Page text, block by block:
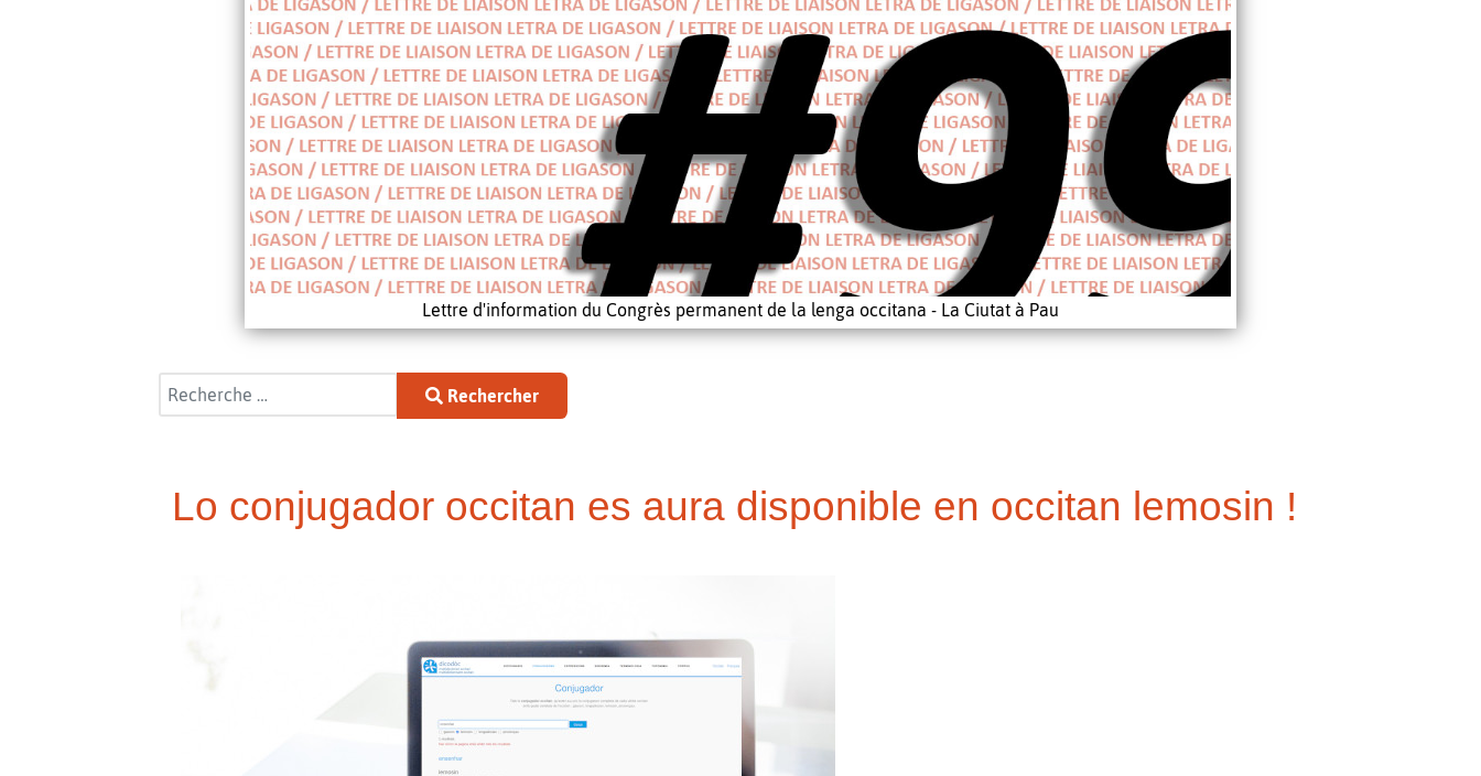
Lettre d'information du Congrès permanent de la lenga occitana - La Ciutat à Pau
Rechercher
Rechercher
Lo conjugador occitan es aura disponible en occitan lemosin !